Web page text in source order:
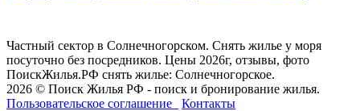
Частный сектор в Солнечногорском. Снять жилье у моря
посуточно без посредников. Цены 2026г, отзывы, фото
ПоискЖилья.РФ снять жилье: Солнечногорское.
2026 © Поиск Жилья РФ - поиск и бронирование жилья.
Пользовательское соглашение
Контакты